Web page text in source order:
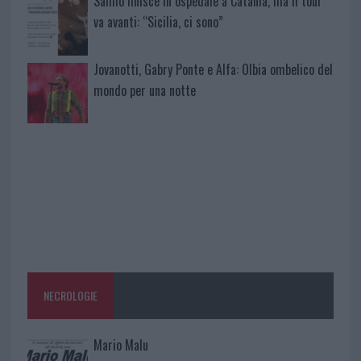
va avanti: “Sicilia, ci sono”
Jovanotti, Gabry Ponte e Alfa: Olbia ombelico del
mondo per una notte
NECROLOGIE
Mario Malu